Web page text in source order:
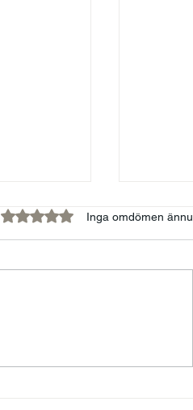
Betygsatt till 0 av 5 stjärnor.
Inga omdömen ännu